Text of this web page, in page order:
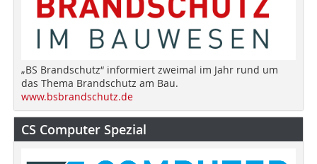
„BS Brandschutz“ informiert zweimal im Jahr rund um
das Thema Brandschutz am Bau.
www.bsbrandschutz.de
CS Computer Spezial